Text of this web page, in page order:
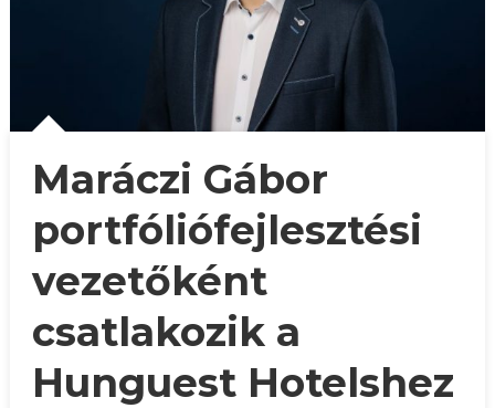
Maráczi Gábor
portfóliófejlesztési
vezetőként
csatlakozik a
Hunguest Hotelshez